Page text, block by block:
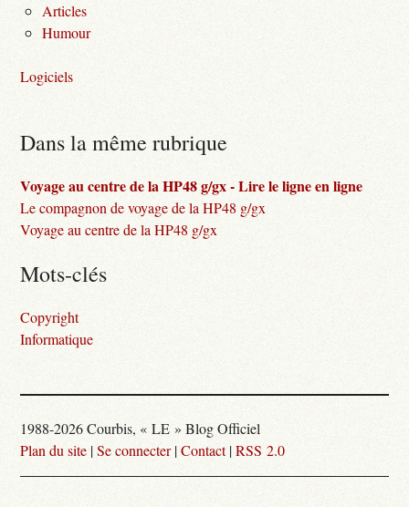
Articles
Humour
Logiciels
Dans la même rubrique
Voyage au centre de la HP48 g/gx - Lire le ligne en ligne
Le compagnon de voyage de la HP48 g/gx
Voyage au centre de la HP48 g/gx
Mots-clés
Copyright
Informatique
1988-2026 Courbis, « LE » Blog Officiel
Plan du site |Se connecter|Contact|RSS 2.0